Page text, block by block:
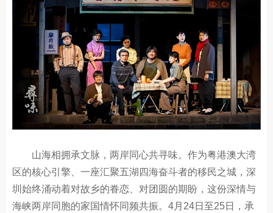
山海相拥承文脉，两岸同心共寻味。作为粤港澳大湾
区的核心引擎、一座汇聚五湖四海奋斗者的移民之城，深
圳始终涌动着对故乡的眷恋、对团圆的期盼，这份深情与
海峡两岸同胞的家国情怀同频共振。4月24日至25日，承